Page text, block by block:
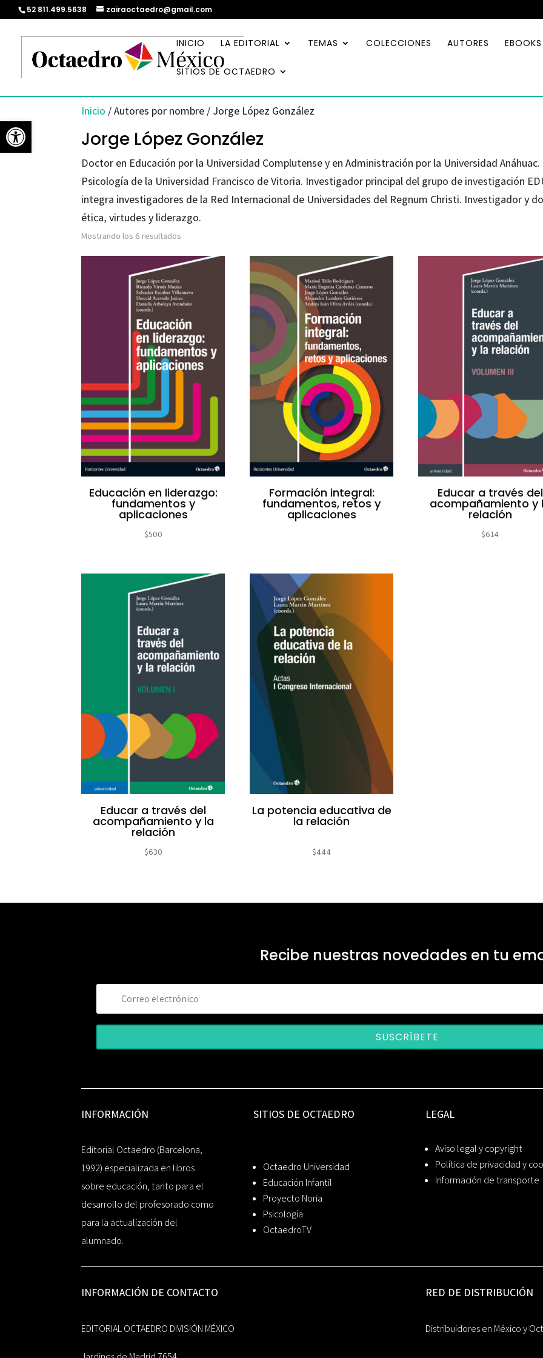
Abrir barra de herramientas
52 811.499.5638 zairaoctaedro@gmail.com
INICIO LA EDITORIAL TEMAS COLECCIONES AUTORES EBOOKS
SITIOS DE OCTAEDRO
Inicio / Autores por nombre / Jorge López González
Jorge López González
Doctor en Educación por la Universidad Complutense y en Administración por la Universidad
Psicología de la Universidad Francisco de Vitoria. Investigador principal del grupo de investigación
integra investigadores de la Red Internacional de Universidades del Regnum Christi. Investigador y
ética, virtudes y liderazgo.
Mostrando los 6 resultados
por
últimos
Educación en liderazgo:
fundamentos y
aplicaciones
$500
Formación integral:
fundamentos, retos y
aplicaciones
Educar a través del
acompañamiento y
relación
$614
Educar a través del
acompañamiento y la
relación
$630
La potencia educativa de
la relación
$444
Recibe nuestras novedades en tu
SUSCRÍBETE
INFORMACIÓN
Editorial Octaedro (Barcelona,
1992) especializada en libros
sobre educación, tanto para el
desarrollo del profesorado como
para la actualización del
alumnado.
SITIOS DE OCTAEDRO
Octaedro Universidad
Educación Infantil
Proyecto Noria
Psicología
OctaedroTV
LEGAL
Aviso legal y copyright
Política de privacidad y
Información de transporte
INFORMACIÓN DE CONTACTO
EDITORIAL OCTAEDRO DIVISIÓN MÉXICO
RED DE DISTRIBUCIÓN
Distribuidores en México y